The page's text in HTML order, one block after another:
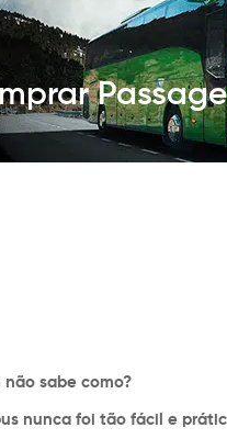
sabe como?
nunca foi tão fácil e